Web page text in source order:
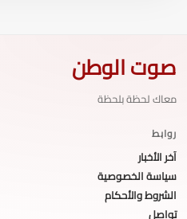
صوت الوطن
معاك لحظة بلحظة
روابط
آخر الأخبار
سياسة الخصوصية
الشروط والأحكام
تواصل